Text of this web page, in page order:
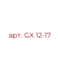
арт. GX 12-17